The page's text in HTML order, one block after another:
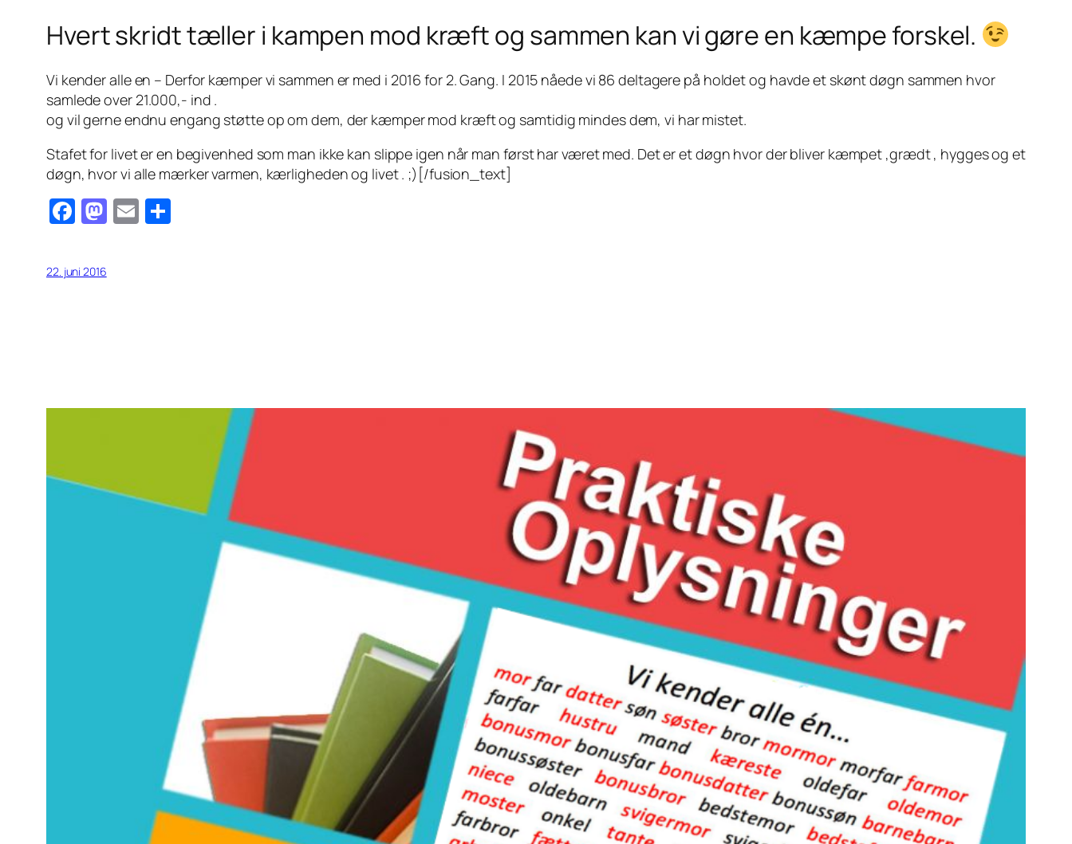
Hvert skridt tæller i kampen mod kræft og sammen kan vi gøre en kæmpe forskel.
Vi kender alle en – Derfor kæmper vi sammen er med i 2016 for 2. Gang. I 2015 nåede vi 86 deltagere på holdet og havde et skønt døgn sammen hvor
samlede over 21.000,- ind .
og vil gerne endnu engang støtte op om dem, der kæmper mod kræft og samtidig mindes dem, vi har mistet.
Stafet for livet er en begivenhed som man ikke kan slippe igen når man først har været med. Det er et døgn hvor der bliver kæmpet ,grædt , hygges og et
døgn, hvor vi alle mærker varmen, kærligheden og livet . ;)[/fusion_text]
Facebook
Mastodon
Email
22. juni 2016